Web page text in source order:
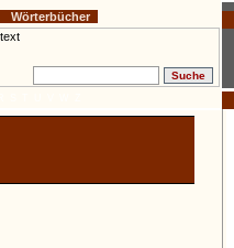
Wörterbücher